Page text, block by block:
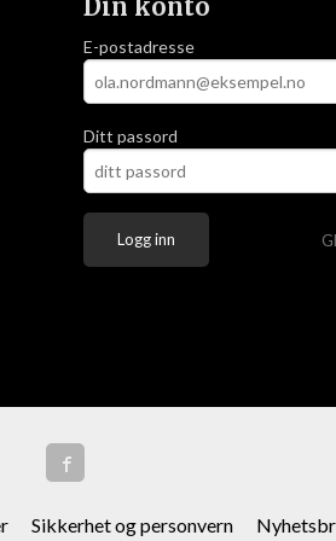
Din konto
E-postadresse
Ditt passord
Sikkerhet og personvern